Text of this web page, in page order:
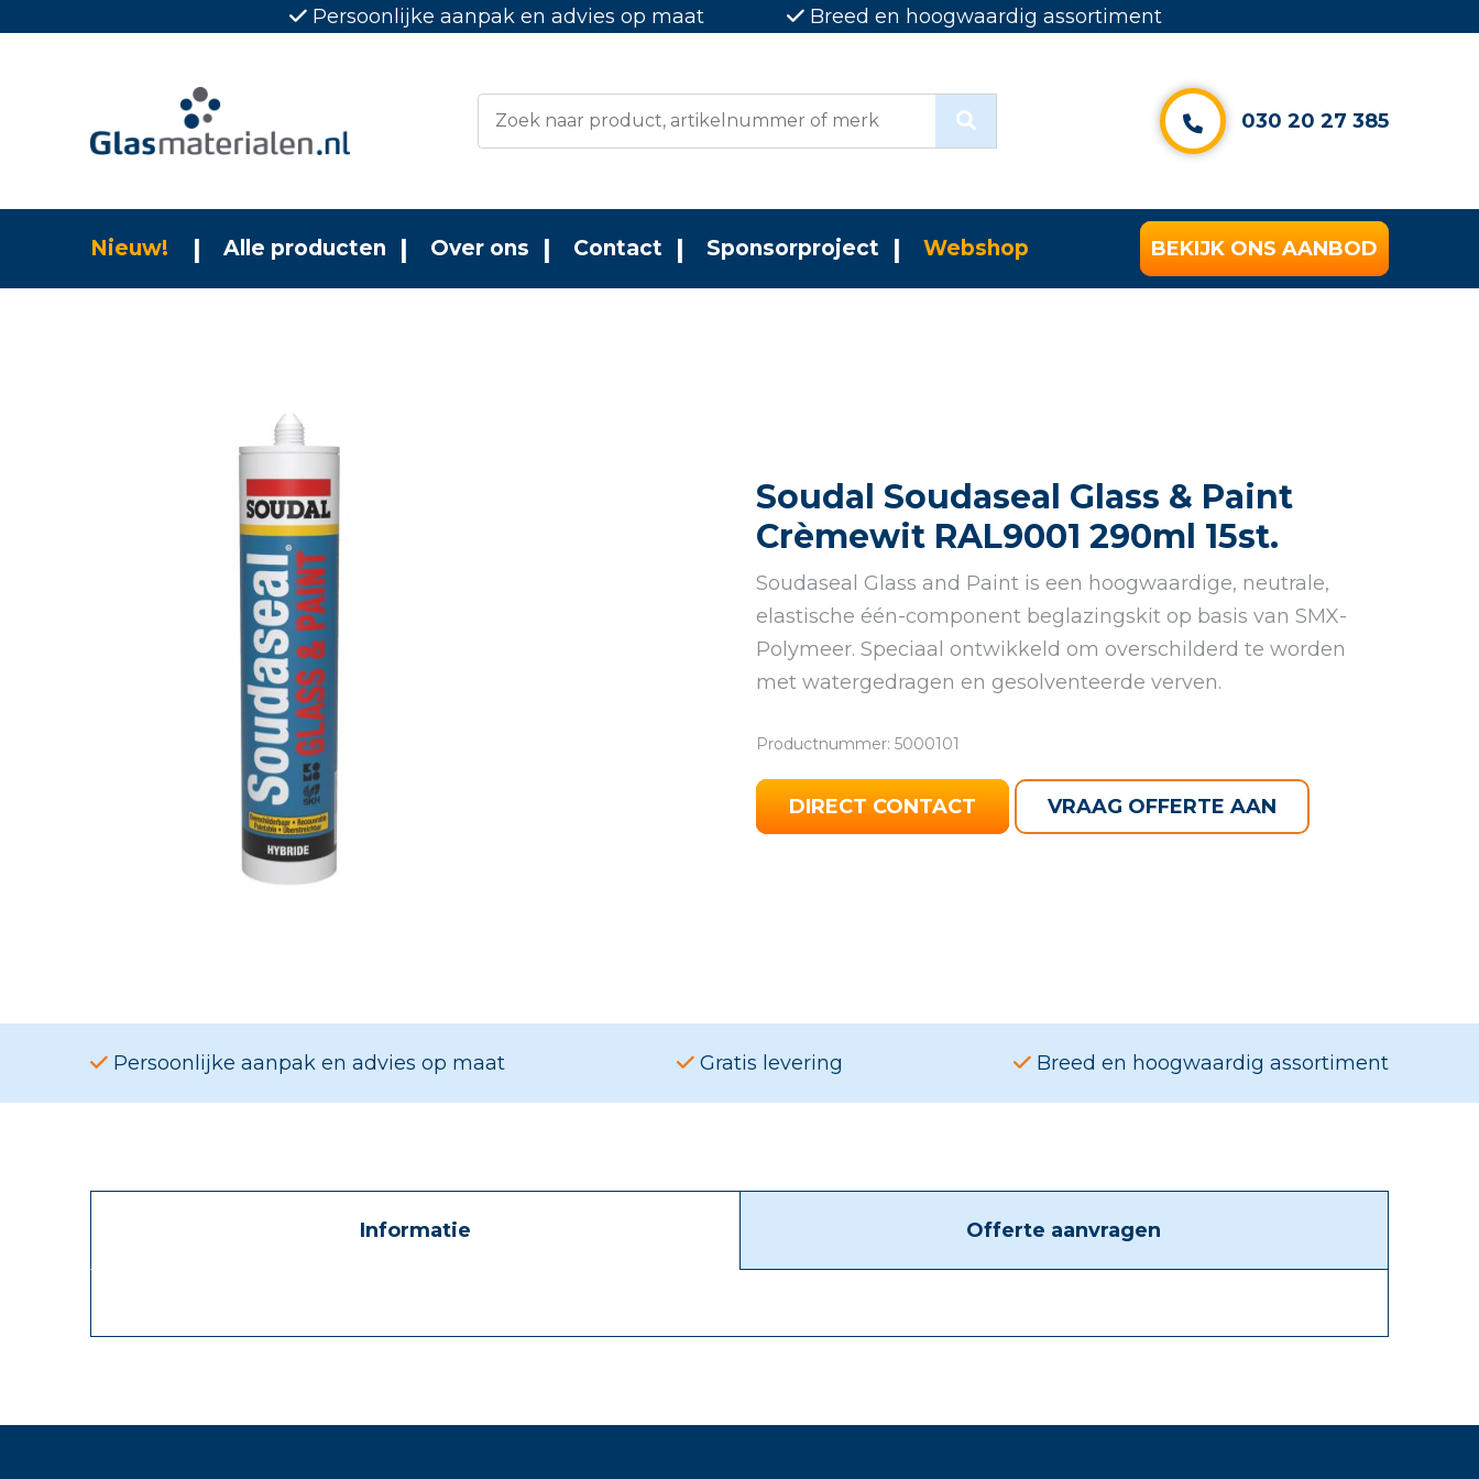
Persoonlijke aanpak en advies op maat Breed en hoogwaardig assortiment
030 20 27 385
Nieuw! Alle producten Over ons Contact Sponsorproject Webshop BEKIJK ONS AANBOD
Soudal Soudaseal Glass & Paint
Crèmewit RAL9001 290ml 15st.
Soudaseal Glass and Paint is een hoogwaardige, neutrale,
elastische één-component beglazingskit op basis van SMX-
Polymeer. Speciaal ontwikkeld om overschilderd te worden
met watergedragen en gesolventeerde verven.
Productnummer: 5000101
DIRECT CONTACT VRAAG OFFERTE AAN
Persoonlijke aanpak en advies op maat Gratis levering Breed en hoogwaardig assortiment
Informatie Offerte aanvragen